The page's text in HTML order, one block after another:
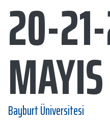
20-
Bayburt Üniversitesi